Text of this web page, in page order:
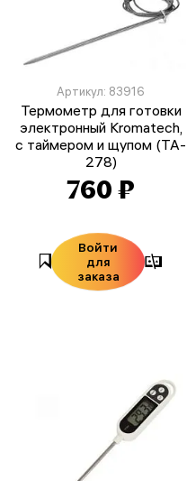
Артикул: 83916
Термометр для готовки
электронный Kromatech,
с таймером и щупом (TA-
278)
760 ₽
Войти
для
заказа